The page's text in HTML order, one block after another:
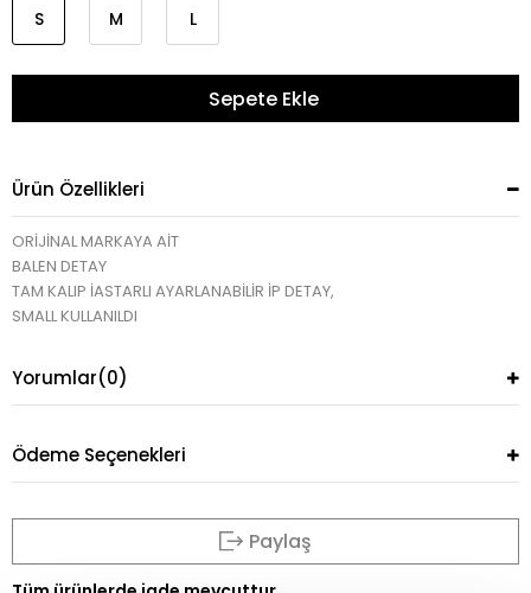
S M L
Ürün Özellikleri
ORİJİNAL MARKAYA AİT
BALEN DETAY
TAM KALIP İASTARLI AYARLANABİLİR İP DETAY,
SMALL KULLANILDI
Yorumlar(0)
Ödeme Seçenekleri
Paylaş